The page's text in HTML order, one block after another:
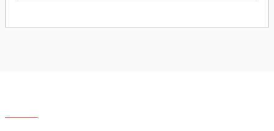
yetersiz gördüğünüz noktaları öneri formunu kullanarak tarafımıza